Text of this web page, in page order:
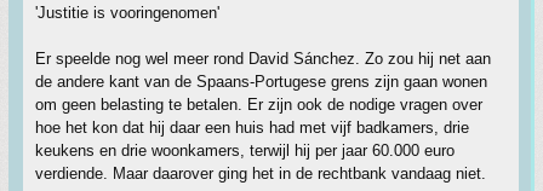
'Justitie is vooringenomen'
Er speelde nog wel meer rond David Sánchez. Zo zou hij net aan
de andere kant van de Spaans-Portugese grens zijn gaan wonen
om geen belasting te betalen. Er zijn ook de nodige vragen over
hoe het kon dat hij daar een huis had met vijf badkamers, drie
keukens en drie woonkamers, terwijl hij per jaar 60.000 euro
verdiende. Maar daarover ging het in de rechtbank vandaag niet.